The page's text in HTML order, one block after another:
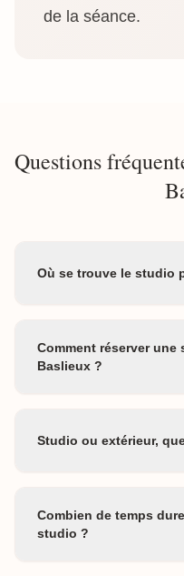
de la séance.
Questions
Où se trouve le studio
Comment réserver
Baslieux ?
Studio ou extérieur,
Combien de temps
studio ?